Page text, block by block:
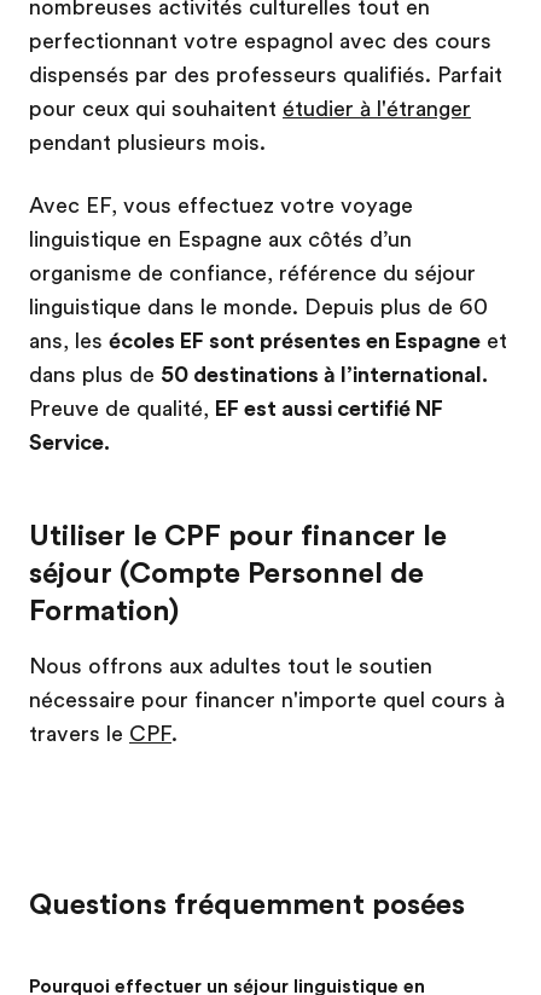
nombreuses activités culturelles tout en
perfectionnant votre espagnol avec des cours
dispensés par des professeurs qualifiés. Parfait
pour ceux qui souhaitent étudier à l'étranger
pendant plusieurs mois.
Avec EF, vous effectuez votre voyage
linguistique en Espagne aux côtés d’un
organisme de confiance, référence du séjour
linguistique dans le monde. Depuis plus de 60
ans, les écoles EF sont présentes en Espagne et
dans plus de 50 destinations à l’international.
Preuve de qualité, EF est aussi certifié NF
Service.
Utiliser le CPF pour financer le
séjour (Compte Personnel de
Formation)
Nous offrons aux adultes tout le soutien
nécessaire pour financer n'importe quel cours à
travers le CPF.
Questions fréquemment posées
Pourquoi effectuer un séjour linguistique en